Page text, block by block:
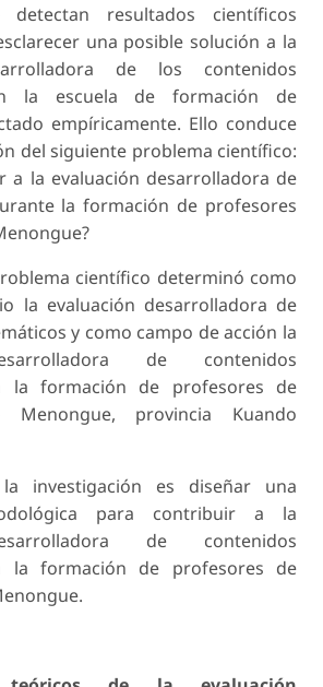
resultados científicos
una posible solución a la
de los contenidos
la escuela de formación de
empíricamente. Ello conduce
del siguiente problema científico:
a la evaluación desarrolladora de
la formación de profesores
científico determinó como
la evaluación desarrolladora de
y como campo de acción la
de contenidos
la formación de profesores de
Menongue, provincia Kuando
investigación es diseñar una
para contribuir a la
de contenidos
la formación de profesores de